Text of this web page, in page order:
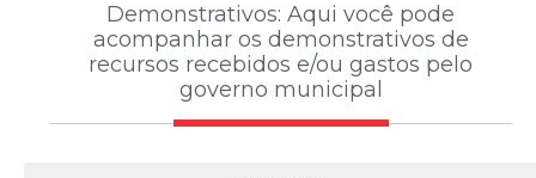
Demonstrativos: Aqui você pode
acompanhar os demonstrativos de
recursos recebidos e/ou gastos pelo
governo municipal